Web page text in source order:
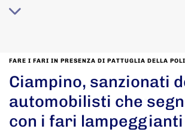
FARE I FARI IN PRESENZA DI PATTUGLIA DELLA
Ciampino, sanzionati
automobilisti che
con i fari